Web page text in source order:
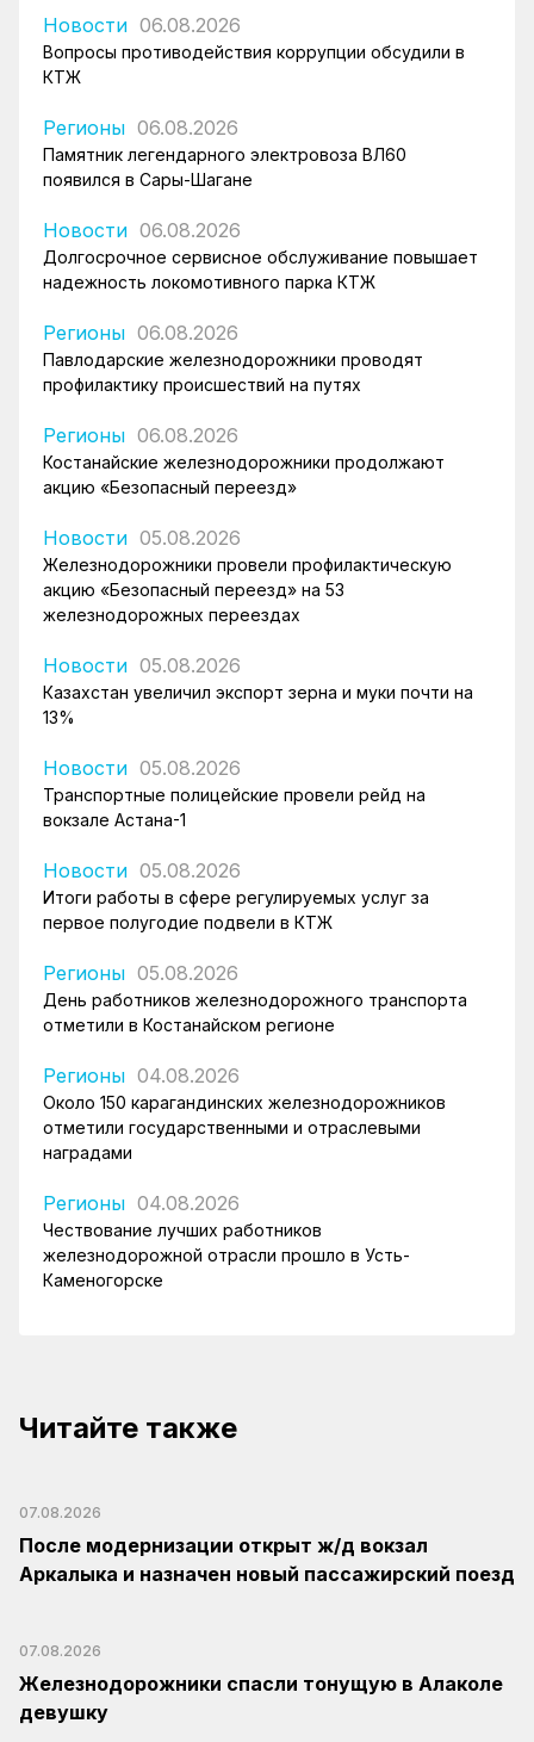
Новости 06.08.2026
Вопросы противодействия коррупции обсудили в
КТЖ
Регионы 06.08.2026
Памятник легендарного электровоза ВЛ60
появился в Сары-Шагане
Новости 06.08.2026
Долгосрочное сервисное обслуживание повышает
надежность локомотивного парка КТЖ
Регионы 06.08.2026
Павлодарские железнодорожники проводят
профилактику происшествий на путях
Регионы 06.08.2026
Костанайские железнодорожники продолжают
акцию «Безопасный переезд»
Новости 05.08.2026
Железнодорожники провели профилактическую
акцию «Безопасный переезд» на 53
железнодорожных переездах
Новости 05.08.2026
Казахстан увеличил экспорт зерна и муки почти на
13%
Новости 05.08.2026
Транспортные полицейские провели рейд на
вокзале Астана-1
Новости 05.08.2026
Итоги работы в сфере регулируемых услуг за
первое полугодие подвели в КТЖ
Регионы 05.08.2026
День работников железнодорожного транспорта
отметили в Костанайском регионе
Регионы 04.08.2026
Около 150 карагандинских железнодорожников
отметили государственными и отраслевыми
наградами
Регионы 04.08.2026
Чествование лучших работников
железнодорожной отрасли прошло в Усть-
Каменогорске
Читайте также
07.08.2026
После модернизации открыт ж/д вокзал
Аркалыка и назначен новый пассажирский поезд
07.08.2026
Железнодорожники спасли тонущую в Алаколе
девушку